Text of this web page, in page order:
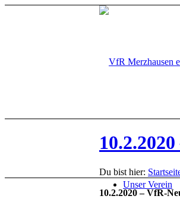
Unser Verein
Du bist hier:
10.2.2020 – VfR-